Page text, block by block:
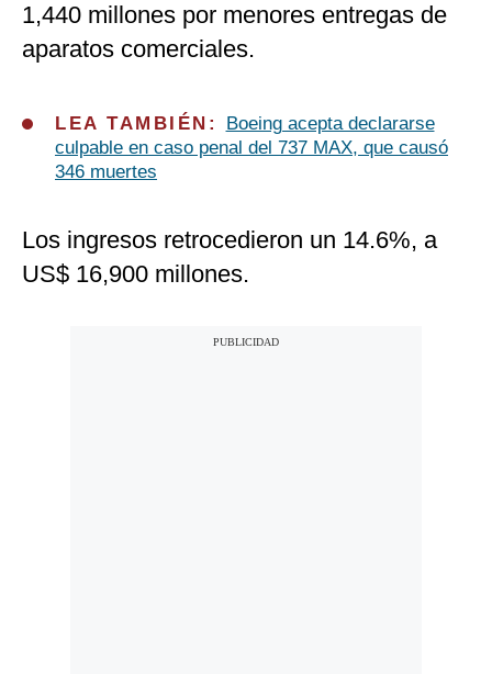
1,440 millones por menores entregas de
aparatos comerciales.
LEA TAMBIÉN:
Boeing acepta declararse
culpable en caso penal del 737 MAX, que causó
346 muertes
Los ingresos retrocedieron un 14.6%, a
US$ 16,900 millones.